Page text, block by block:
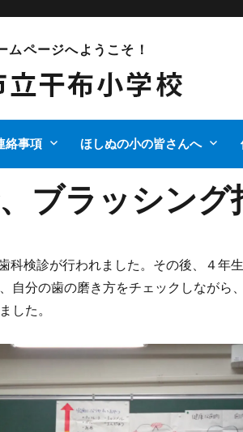
ムページへようこそ！
絡事項 ほしぬの小の皆さんへ
ブラッシング
検診が行われました。その後、４年
自分の歯の磨き方をチェックしながら
した。